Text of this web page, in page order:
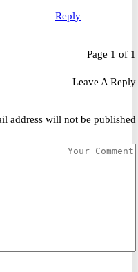
Reply
Page 1
Leave A
address will not be